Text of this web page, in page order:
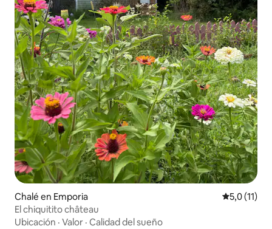
Chalé en Emporia Calificación
5,0 (11)
El chiquitito château
Ubicación · Valor · Calidad del sueño